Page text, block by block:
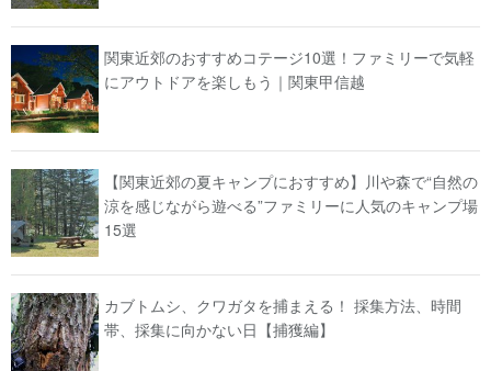
関東近郊のおすすめコテージ10選！ファミリーで気軽
にアウトドアを楽しもう｜関東甲信越
【関東近郊の夏キャンプにおすすめ】川や森で“自然の
涼を感じながら遊べる”ファミリーに人気のキャンプ場
15選
カブトムシ、クワガタを捕まえる！ 採集方法、時間
帯、採集に向かない日【捕獲編】